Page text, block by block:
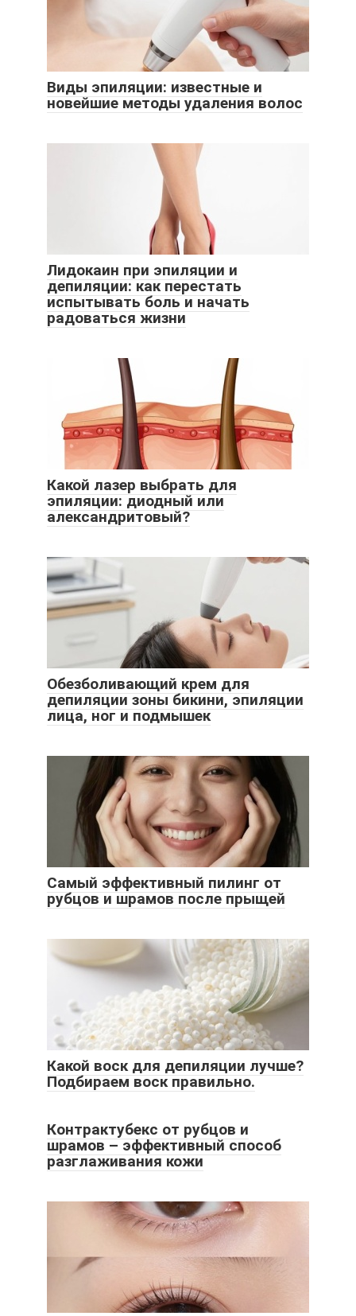
Виды эпиляции: известные и
новейшие методы удаления волос
Лидокаин при эпиляции и
депиляции: как перестать
испытывать боль и начать
радоваться жизни
Какой лазер выбрать для
эпиляции: диодный или
александритовый?
Обезболивающий крем для
депиляции зоны бикини, эпиляции
лица, ног и подмышек
Самый эффективный пилинг от
рубцов и шрамов после прыщей
Какой воск для депиляции лучше?
Подбираем воск правильно.
Контрактубекс от рубцов и
шрамов – эффективный способ
разглаживания кожи